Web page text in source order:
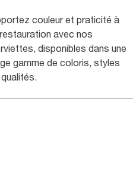
couleur et praticité à
avec nos
disponibles dans une
gamme de coloris, styles